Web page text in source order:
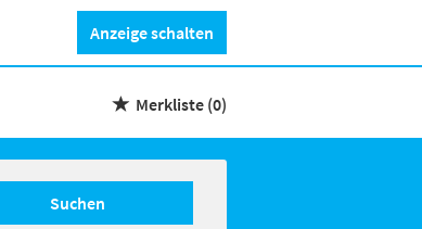
Anzeige schalten
Merkliste (0)
Suchen